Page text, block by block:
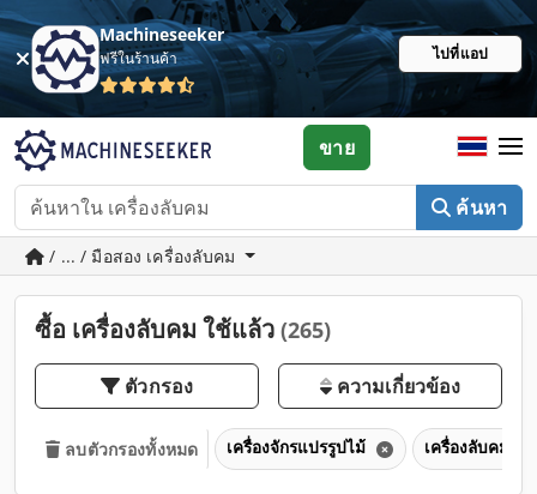
Machineseeker
ฟรีในร้านค้า ไปที่แอป
ค้นหา
ขาย
/ ... / มือสอง เครื่องลับคม
ซื้อ เครื่องลับคม ใช้แล้ว (265)
ตัวกรอง ความเกี่ยวข้อง
ลบตัวกรองทั้งหมด เครื่องจักรแปรรูปไม้ เครื่องลับคม